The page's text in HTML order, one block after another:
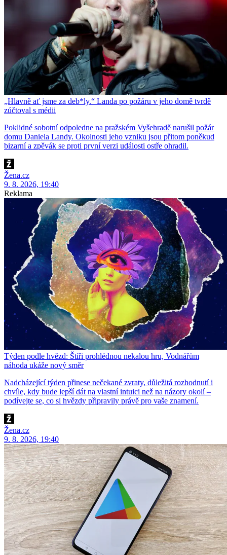
„Hlavně ať jsme za deb*ly.“ Landa po požáru v jeho domě tvrdě
zúčtoval s médii
Poklidné sobotní odpoledne na pražském Vyšehradě narušil požár
domu Daniela Landy. Okolnosti jeho vzniku jsou přitom poněkud
bizarní a zpěvák se proti první verzi události ostře ohradil.
Žena.cz
9. 8. 2026, 19:40
Reklama
Týden podle hvězd: Štíři prohlédnou nekalou hru, Vodnářům
náhoda ukáže nový směr
Nadcházející týden přinese nečekané zvraty, důležitá rozhodnutí i
chvíle, kdy bude lepší dát na vlastní intuici než na názory okolí –
podívejte se, co si hvězdy připravily právě pro vaše znamení.
Žena.cz
9. 8. 2026, 19:40